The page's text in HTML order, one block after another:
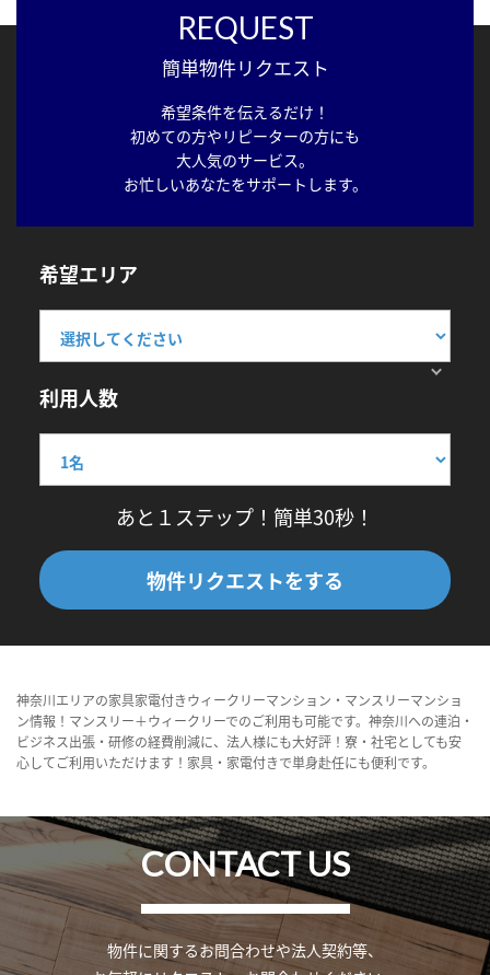
REQUEST
簡単物件リクエスト
希望条件を伝えるだけ！
初めての方やリピーターの方にも
大人気のサービス。
お忙しいあなたをサポートします。
希望エリア
利用人数
あと１ステップ！簡単30秒！
物件リクエストをする
神奈川エリアの家具家電付きウィークリーマンション・マンスリーマンショ
ン情報！マンスリー＋ウィークリーでのご利用も可能です。神奈川への連泊・
ビジネス出張・研修の経費削減に、法人様にも大好評！寮・社宅としても安
心してご利用いただけます！家具・家電付きで単身赴任にも便利です。
CONTACT US
物件に関するお問合わせや法人契約等、